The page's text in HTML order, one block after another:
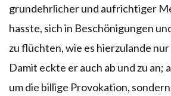
grundehrlicher und aufrichtiger
hasste, sich in Beschönigungen
zu flüchten, wie es hierzulande
Damit eckte er auch ab und zu an;
um die billige Provokation,